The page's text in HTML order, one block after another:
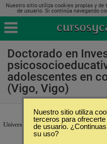
Nuestro sitio utiliza cookies propias y de
de usuario. Si continúa navegando
Doctorado en
adolescentes en
(Vigo, Vigo)
Nuestro sitio utiliza
terceros para
de usuario.
su uso?